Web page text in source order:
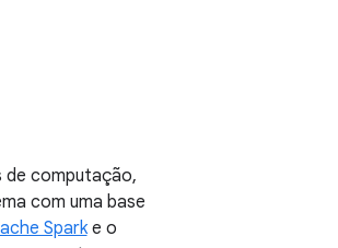
de computação,
com uma base
Sparke o